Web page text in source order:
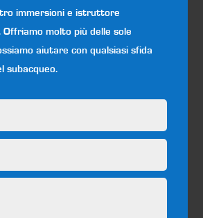
immersioni e istruttore
Offriamo molto più delle sole
aiutare con qualsiasi sfida
subacqueo.